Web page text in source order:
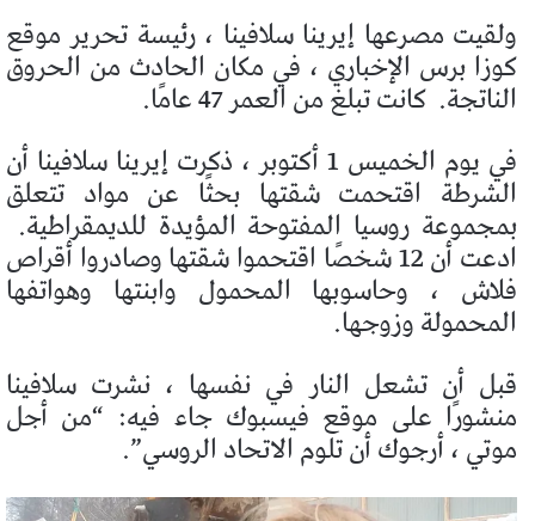
ولقيت مصرعها إيرينا سلافينا ، رئيسة تحرير موقع
كوزا برس الإخباري ، في مكان الحادث من الحروق
الناتجة. كانت تبلغ من العمر 47 عامًا.
في يوم الخميس 1 أكتوبر ، ذكرت إيرينا سلافينا أن
الشرطة اقتحمت شقتها بحثًا عن مواد تتعلق
بمجموعة روسيا المفتوحة المؤيدة للديمقراطية.
ادعت أن 12 شخصًا اقتحموا شقتها وصادروا أقراص
فلاش ، وحاسوبها المحمول وابنتها وهواتفها
المحمولة وزوجها.
قبل أن تشعل النار في نفسها ، نشرت سلافينا
منشورًا على موقع فيسبوك جاء فيه: “من أجل
موتي ، أرجوك أن تلوم الاتحاد الروسي”.